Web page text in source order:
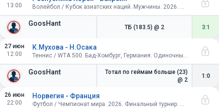
13:00
GoosHant
Волейбол / Кубок азиатских наций. Мужчины. 2026. Индия. 1/2 финала
ТБ (183.5) @ 2 3:1
27 июн
12:00
GoosHant
К.Мухова - Н.Осака
Теннис / WTA 500. Бад-Хомбург, Германия. Одиночный разряд. Финал
Тотал по геймам больше (23)
@ 2
1:0
26 июн
22:00
Норвегия - Франция
Футбол / Чемпионат мира. 2026. Финальный турнир. США, Канада, Мексика. Групповой этап